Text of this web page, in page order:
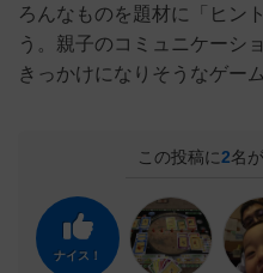
ろんなものを題材に「ヒン
う。親子のコミュニケーシ
きっかけになりそうなゲー
この投稿に2名が
ナイス！